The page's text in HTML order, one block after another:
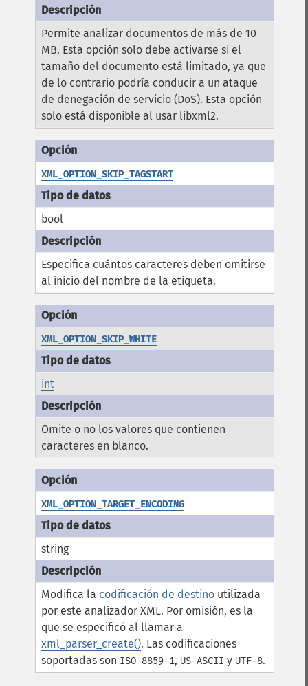
Permite analizar documentos de más de 10
MB. Esta opción solo debe activarse si el
tamaño del documento está limitado, ya que
de lo contrario podría conducir a un ataque
de denegación de servicio (DoS). Esta opción
solo está disponible al usar libxml2.
XML_OPTION_SKIP_TAGSTART
bool
Especifica cuántos caracteres deben omitirse
al inicio del nombre de la etiqueta.
XML_OPTION_SKIP_WHITE
int
Omite o no los valores que contienen
caracteres en blanco.
XML_OPTION_TARGET_ENCODING
string
Modifica la codificación de destino utilizada
por este analizador XML. Por omisión, es la
que se especificó al llamar a
xml_parser_create(). Las codificaciones
soportadas son ISO-8859-1, US-ASCII y UTF-8.